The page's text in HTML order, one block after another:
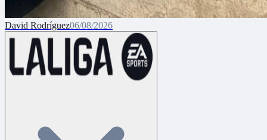
David Rodríguez06/08/2026